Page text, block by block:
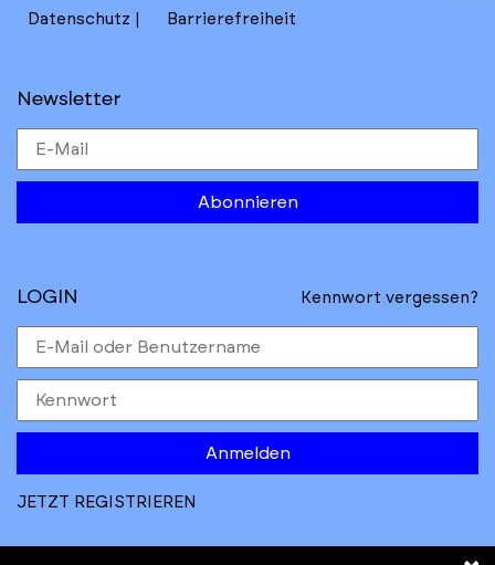
Datenschutz Barrierefreiheit
Newsletter
Abonnieren
LOGIN Kennwort vergessen?
Anmelden
JETZT REGISTRIEREN